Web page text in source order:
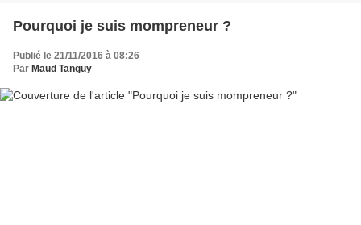
Pourquoi je suis mompreneur ?
Publié le 21/11/2016 à 08:26
Par Maud Tanguy